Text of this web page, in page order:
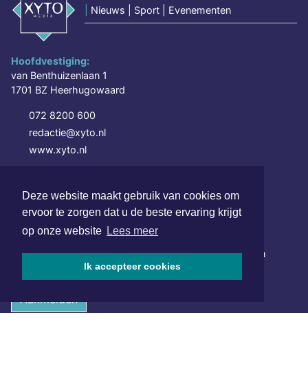
Deze website maakt gebruik van cookies om
ervoor te zorgen dat u de beste ervaring krijgt
op onze website Lees meer
Ik accepteer cookies
Nieuws | Sport | Evenementen
Hoofdvestiging:
van Benthuizenlaan 1
1701 BZ Heerhugowaard
072 8200 600
redactie@xyto.nl
www.xyto.nl
NIEUWSBRIEF AANMELDEN
Schrijf je in voor onze nieuwsbrief en krijg wekelijks een
samenvatting van alle gebeurtenissen uit jouw regio.
Aanmelden